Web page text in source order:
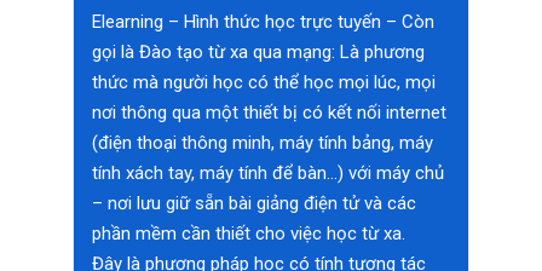
Elearning – Hình thức học trực tuyến – Còn
gọi là Đào tạo từ xa qua mạng: Là phương
thức mà người học có thể học mọi lúc, mọi
nơi thông qua một thiết bị có kết nối internet
(điện thoại thông minh, máy tính bảng, máy
tính xách tay, máy tính để bàn…) với máy chủ
– nơi lưu giữ sẵn bài giảng điện tử và các
phần mềm cần thiết cho việc học từ xa.
Đây là phương pháp học có tính tương tác